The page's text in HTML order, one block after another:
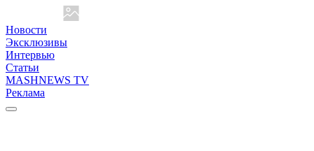
Новости
Эксклюзивы
Интервью
Статьи
MASHNEWS TV
Реклама